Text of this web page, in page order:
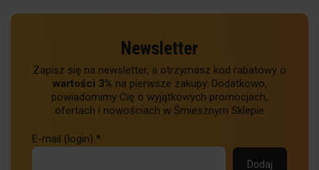
Newsletter
Zapisz się na newsletter, a otrzymasz kod rabatowy o
wartości 3% na pierwsze zakupy. Dodatkowo,
powiadomimy Cię o wyjątkowych promocjach,
ofertach i nowościach w Śmiesznym Sklepie
E-mail (login) *